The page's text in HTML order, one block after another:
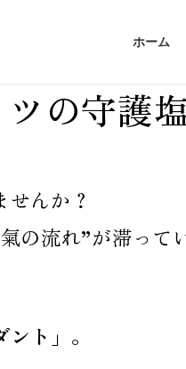
ホーム
の守護
んか？
の流れ”が滞って
ト」 。